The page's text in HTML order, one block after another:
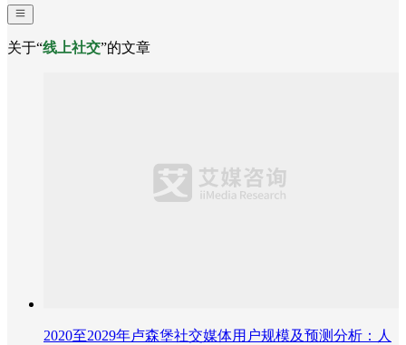
关于“线上社交”的文章
2020至2029年卢森堡社交媒体用户规模及预测分析：人